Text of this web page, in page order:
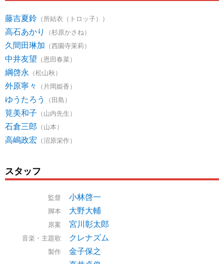
藤吉夏鈴 （所結衣（トロッ子））
高石あかり （杉原かさね）
久間田琳加 （西園寺茉莉）
中井友望 （恩田春菜）
綱啓永 （松山秋）
外原寧々 （片岡姫香）
ゆうたろう （田島）
筧美和子 （山内先生）
石倉三郎 （山本）
高嶋政宏 （沼原栄作）
スタッフ
監督 小林啓一
脚本 大野大輔
原案 宮川彰太郎
音楽・主題歌 クレナズム
製作
金子保之